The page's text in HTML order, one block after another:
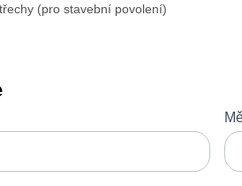
(pro stavební povolení)